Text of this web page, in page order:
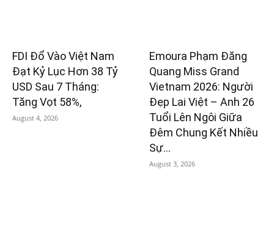
FDI Đổ Vào Việt Nam
Đạt Kỷ Lục Hơn 38 Tỷ
USD Sau 7 Tháng:
Tăng Vọt 58%,
August 4, 2026
Emoura Phạm Đăng
Quang Miss Grand
Vietnam 2026: Người
Đẹp Lai Việt – Anh 26
Tuổi Lên Ngôi Giữa
Đêm Chung Kết Nhiều
Sự...
August 3, 2026